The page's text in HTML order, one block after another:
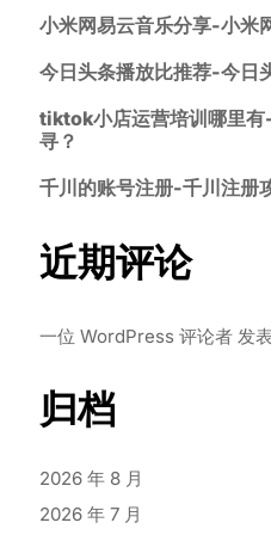
小米网易云音乐分享-小米
今日头条播放比推荐-今日
tiktok小店运营培训哪里
寻？
千川的账号注册-千川注册
近期评论
一位 WordPress 评论者 发
归档
2026 年 8 月
2026 年 7 月